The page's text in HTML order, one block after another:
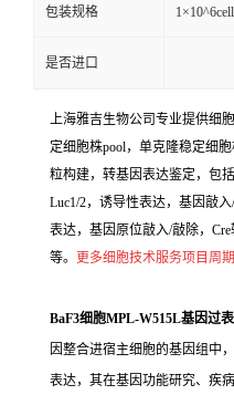
包装规格
是否进口
上海雅吉生物公司专业提供细
定细胞株pool，单克隆稳定细
粒构建，转基因表达鉴定，包
Luc1/2，诱导性表达，基因敲
表达，基因原位敲入/敲除，
等。 更多细胞技术服务项目周
BaF3细胞MPL-W515L基因过
因整合进宿主细胞的基因组中
表达，其在基因功能研究、疾